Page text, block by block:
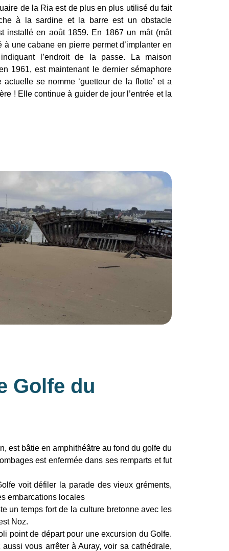
de la Ria est de plus en plus utilisé du fait
à la sardine et la barre est un obstacle
installé en août 1859. En 1867 un mât (mât
une cabane en pierre permet d’implanter en
l’endroit de la passe. La maison
1961, est maintenant le dernier sémaphore
se nomme ‘guetteur de la flotte’ et a
! Elle continue à guider de jour l’entrée et la
Golfe du
est bâtie en amphithéâtre au fond du golfe du
est enfermée dans ses remparts et fut
voit défiler la parade des vieux gréments,
embarcations locales
un temps fort de la culture bretonne avec les
Noz.
point de départ pour une excursion du Golfe.
vous arrêter à Auray, voir sa cathédrale,